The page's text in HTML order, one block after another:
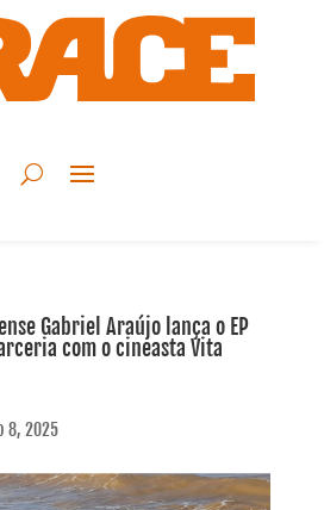
Gabriel Araújo lança o EP
com o cineasta Vita
8, 2025